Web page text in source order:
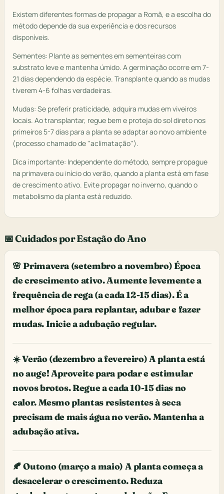
Existem diferentes formas de propagar a Romã, e a escolha do
método depende da sua experiência e dos recursos
disponíveis.
Sementes: Plante as sementes em sementeiras com
substrato leve e mantenha úmido. A germinação ocorre em 7-
21 dias dependendo da espécie. Transplante quando as mudas
tiverem 4-6 folhas verdadeiras.
Mudas: Se preferir praticidade, adquira mudas em viveiros
locais. Ao transplantar, regue bem e proteja do sol direto nos
primeiros 5-7 dias para a planta se adaptar ao novo ambiente
(processo chamado de "aclimatação").
Dica importante: Independente do método, sempre propague
na primavera ou início do verão, quando a planta está em fase
de crescimento ativo. Evite propagar no inverno, quando o
metabolismo da planta está reduzido.
📅 Cuidados por Estação do Ano
🌸 Primavera (setembro a novembro) Época
de crescimento ativo. Aumente levemente a
frequência de rega (a cada 12-15 dias). É a
melhor época para replantar, adubar e fazer
mudas. Inicie a adubação regular.
☀️ Verão (dezembro a fevereiro) A planta está
no auge! Aproveite para podar e estimular
novos brotos. Regue a cada 10-15 dias no
calor. Mesmo plantas resistentes à seca
precisam de mais água no verão. Mantenha a
adubação ativa.
🍂 Outono (março a maio) A planta começa a
desacelerar o crescimento. Reduza